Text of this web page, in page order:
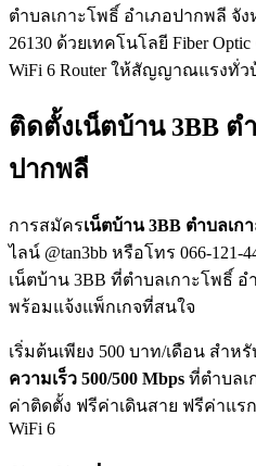
ตำบลเกาะโพธิ์ อำเภอปากพลี
26130 ด้วยเทคโนโลยี Fiber
WiFi 6 Router ให้สัญญาณแรงทั่ว
ติดตั้งเน็ตบ้าน 3BB ต
ปากพลี
การสมัครเน็ตบ้าน 3BB ตำบลเก
ไลน์ @tan3bb หรือโทร 066-
เน็ตบ้าน 3BB ที่ตำบลเกาะโพธิ์
พร้อมแจ้งแพ็กเกจที่สนใจ
เริ่มต้นเพียง 500 บาท/เดือน สำห
ความเร็ว 500/500 Mbps ที่ตำบลเ
ค่าติดตั้ง ฟรีค่าเดินสาย ฟรีค่าแรก
WiFi 6